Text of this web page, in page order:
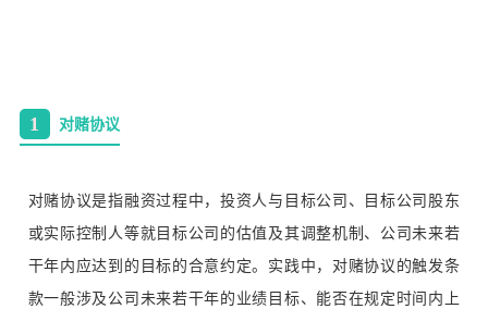
1 对赌协议
对赌协议是指融资过程中，投资人与目标公司、目标公司股东
或实际控制人等就目标公司的估值及其调整机制、公司未来若
干年内应达到的目标的合意约定。实践中，对赌协议的触发条
款一般涉及公司未来若干年的业绩目标、能否在规定时间内上